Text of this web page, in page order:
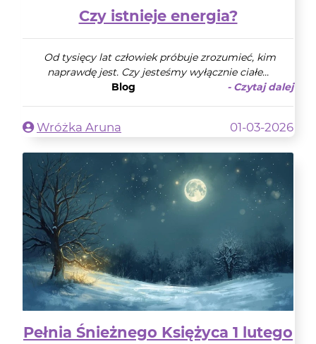
Czy istnieje energia?
Od tysięcy lat człowiek próbuje zrozumieć, kim
naprawdę jest. Czy jesteśmy wyłącznie ciałe...
Blog
- Czytaj dalej
Wróżka Aruna 01-03-2026
Pełnia Śnieżnego Księżyca 1 lutego